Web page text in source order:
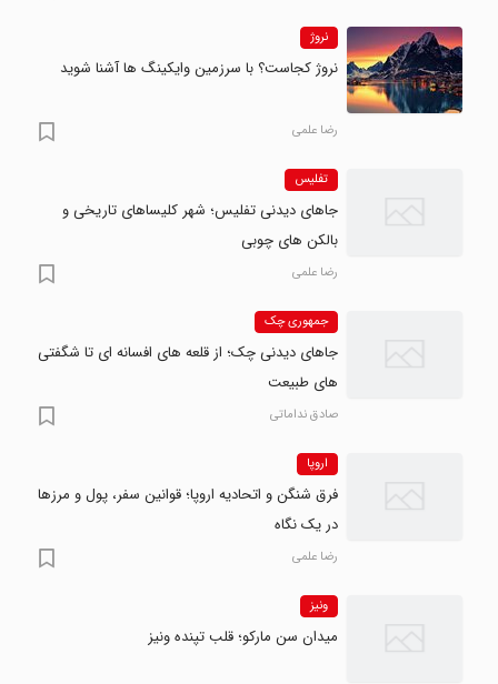
نروژ
نروژ کجاست؟ با سرزمین وایکینگ ها آشنا شوید
رضا علمی
تفلیس
جاهای دیدنی تفلیس؛ شهر کلیساهای تاریخی و
بالکن های چوبی
رضا علمی
جمهوری چک
جاهای دیدنی چک؛ از قلعه های افسانه ای تا شگفتی
های طبیعت
صادق نداماتی
اروپا
فرق شنگن و اتحادیه اروپا؛ قوانین سفر، پول و مرزها
در یک نگاه
رضا علمی
ونیز
میدان سن مارکو؛ قلب تپنده ونیز